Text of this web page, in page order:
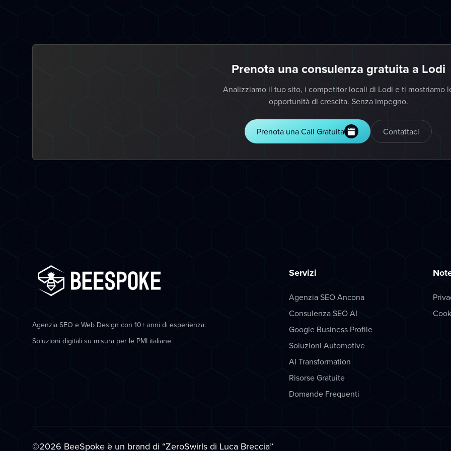
Prenota una consulenza gratuita a Lodi
Analizziamo il tuo sito, i competitor locali di Lodi e ti mostriamo
opportunità di crescita. Senza impegno.
Prenota una Call Gratuita Contattaci
Agenzia SEO e Web Design con 10+ anni di esperienza.
Soluzioni digitali su misura per le PMI italiane.
Servizi
Agenzia SEO Ancona
Consulenza SEO AI
Google Business Profile
Soluzioni Automotive
AI Transformation
Risorse Gratuite
Domande Frequenti
©2026 BeeSpoke è un brand di “ZeroSwirls di Luca Breccia”